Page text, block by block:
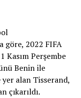
ikisi
Şampiyonası.
diye gittik.
verici.”
göre, 2022 FIFA
Kasım Perşembe
Benin ile
yer alan Tisserand,
çıkarıldı.